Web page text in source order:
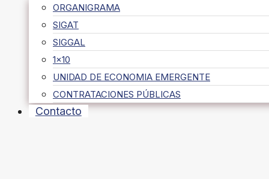
ORGANIGRAMA
SIGAT
SIGGAL
1×10
UNIDAD DE ECONOMIA EMERGENTE
CONTRATACIONES PÚBLICAS
Contacto